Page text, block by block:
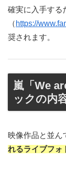
確実に入手する
（ https://
奨されます。
嵐「We
ックの内
映像作品と並ん
れるライブフォ